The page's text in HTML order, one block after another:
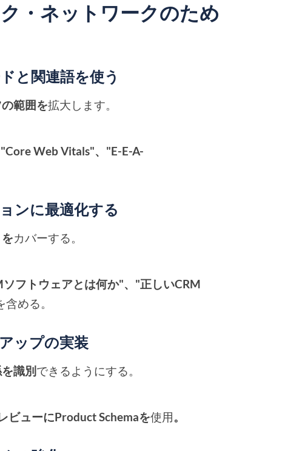
・ネットワークのため
と関連語を使う
範囲を拡大します。
"Core Web Vitals"、"E-E-A-
ンに最適化する
カバーする。
ソフトウェアとは何か"、"正しいCRM
含める。
ップの実装
識別 できるようにする。
ビューにProduct Schemaを使用。